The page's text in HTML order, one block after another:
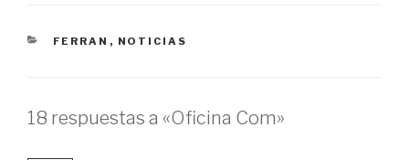
CATEGORÍAS
FERRAN , NOTICIAS
18 respuestas a «Oficina Com»